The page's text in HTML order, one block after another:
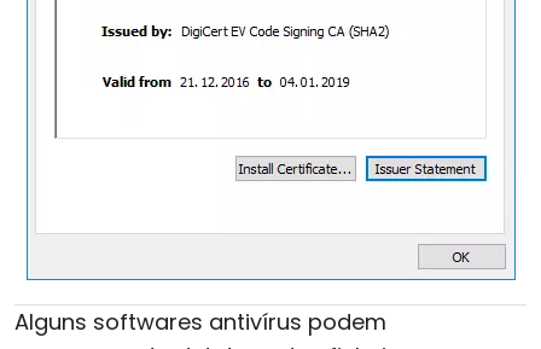
Alguns softwares antivírus podem